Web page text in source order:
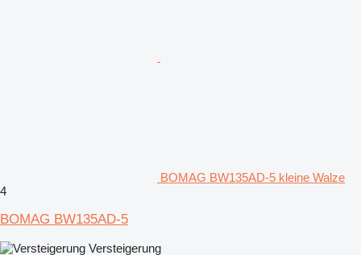
BOMAG BW135AD-5 kleine Walze
4
BOMAG BW135AD-5
Versteigerung